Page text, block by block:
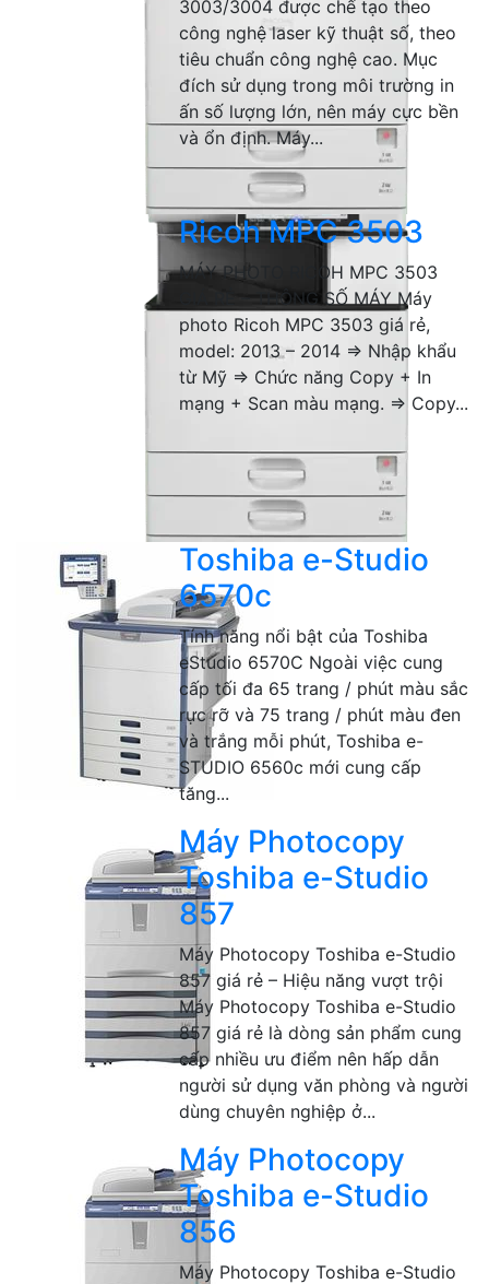
3003/3004 được chế tạo theo
công nghệ laser kỹ thuật số, theo
tiêu chuẩn công nghệ cao. Mục
đích sử dụng trong môi trường in
ấn số lượng lớn, nên máy cực bền
và ổn định. Máy...
Ricoh MPC 3503
MÁY PHOTO RICOH MPC 3503
GIÁ RẺ – THÔNG SỐ MÁY Máy
photo Ricoh MPC 3503 giá rẻ,
model: 2013 – 2014 => Nhập khẩu
từ Mỹ => Chức năng Copy + In
mạng + Scan màu mạng. => Copy...
Toshiba e-Studio
6570c
Tính năng nổi bật của Toshiba
eStudio 6570C Ngoài việc cung
cấp tối đa 65 trang / phút màu sắc
rực rỡ và 75 trang / phút màu đen
và trắng mỗi phút, Toshiba e-
STUDIO 6560c mới cung cấp
tăng...
Máy Photocopy
Toshiba e-Studio
857
Máy Photocopy Toshiba e-Studio
857 giá rẻ – Hiệu năng vượt trội
Máy Photocopy Toshiba e-Studio
857 giá rẻ là dòng sản phẩm cung
cấp nhiều ưu điểm nên hấp dẫn
người sử dụng văn phòng và người
dùng chuyên nghiệp ở...
Máy Photocopy
Toshiba e-Studio
856
Máy Photocopy Toshiba e-Studio